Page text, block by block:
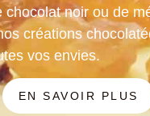
chocolat noir ou de
créations
vos envies.
EN SAVOIR PLUS